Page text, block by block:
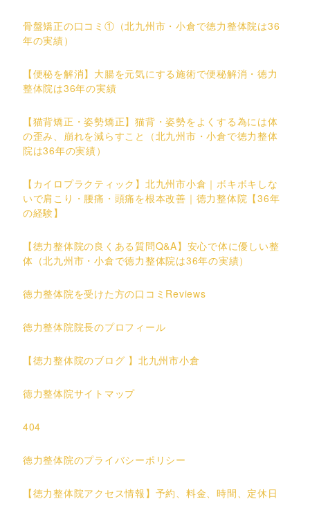
骨盤矯正の口コミ①（北九州市・小倉で徳力整体院は36
年の実績）
【便秘を解消】大腸を元気にする施術で便秘解消・徳力
整体院は36年の実績
【猫背矯正・姿勢矯正】猫背・姿勢をよくする為には体
の歪み、崩れを減らすこと（北九州市・小倉で徳力整体
院は36年の実績）
【カイロプラクティック】北九州市小倉｜ボキボキしな
いで肩こり・腰痛・頭痛を根本改善｜徳力整体院【36年
の経験】
【徳力整体院の良くある質問Q&A】安心で体に優しい整
体（北九州市・小倉で徳力整体院は36年の実績）
徳力整体院を受けた方の口コミReviews
徳力整体院院長のプロフィール
【徳力整体院のブログ 】北九州市小倉
徳力整体院サイトマップ
404
徳力整体院のプライバシーポリシー
【徳力整体院アクセス情報】予約、料金、時間、定休日